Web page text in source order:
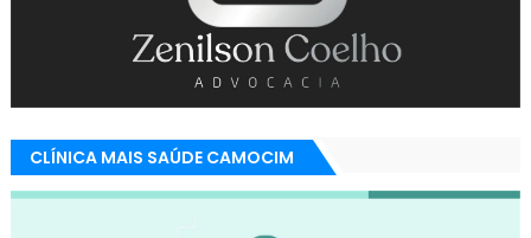
CLÍNICA MAIS SAÚDE CAMOCIM